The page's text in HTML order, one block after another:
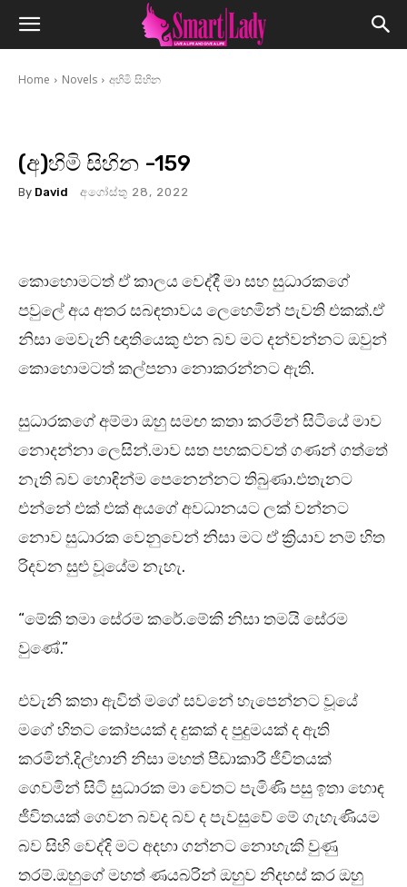
Home Novels අහිමි සිහින
(අ)හිමි සිහින -159
By David අගෝස්තු 28, 2022
කොහොමටත් ඒ කාලය වෙද්දී මා සහ සුධාරකගේ
පවුලේ අය අතර සබඳතාවය ලෙහෙමින් පැවති එකක්.ඒ
නිසා මෙවැනි ඥාතියෙකු එන බව මට දන්වන්නට ඔවුන්
කොහොමටත් කල්පනා නොකරන්නට ඇති.
සුධාරකගේ අම්මා ඔහු සමඟ කතා කරමින් සිටියේ මාව
නොදන්නා ලෙසින්.මාව සත පහකටවත් ගණන් ගත්තේ
නැති බව හොඳින්ම පෙනෙන්නට තිබුණා.එතැනට
එන්නේ එක් එක් අයගේ අවධානයට ලක් වන්නට
නොව සුධාරක වෙනුවෙන් නිසා මට ඒ ක්‍රියාව නම් හිත
රිදවන සුළු වූයේම නැහැ.
“මේකි තමා සේරම කරේ.මේකි නිසා තමයි සේරම
වුණේ.”
එවැනි කතා ඇවිත් මගේ සවනේ හැපෙන්නට වූයේ
මගේ හිතට කෝපයක් ද දුකක් ද පුදුමයක් ද ඇති
කරමින්.දිල්හානි නිසා මහත් පීඩාකාරී ජීවිතයක්
ගෙවමින් සිටි සුධාරක මා වෙතට පැමිණි පසු ඉතා හොඳ
ජීවිතයක් ගෙවන බවද බව ද පැවසුවේ මේ ගැහැණියම
බව සිහි වෙද්දි මට අදහා ගන්නට නොහැකි වුණු
තරම්.ඔහුගේ මහත් ණයබරින් ඔහුව නිදහස් කර ඔහු